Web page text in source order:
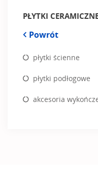
PŁYTKI
Powrót
płytki ścienne
płytki podłogowe
akcesoria